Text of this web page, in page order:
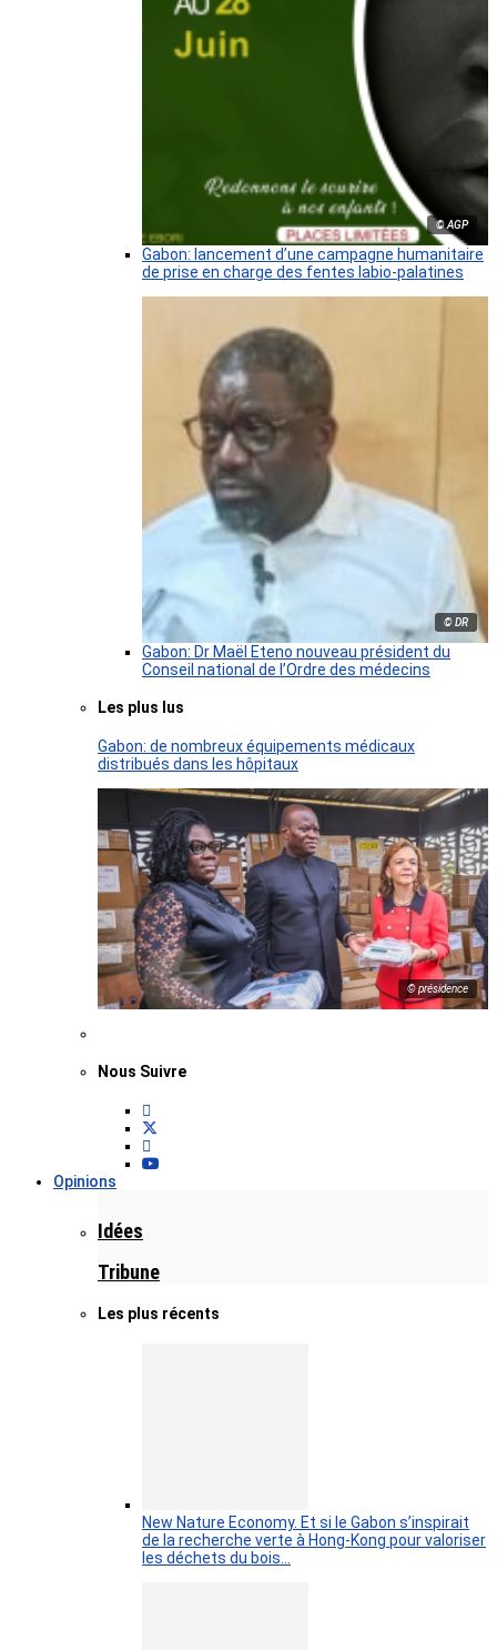
© AGP
Gabon: lancement d’une campagne humanitaire
de prise en charge des fentes labio-palatines
© DR
Gabon: Dr Maël Eteno nouveau président du
Conseil national de l’Ordre des médecins
Les plus lus
Gabon: de nombreux équipements médicaux
distribués dans les hôpitaux
© présidence
Nous Suivre
Opinions
Idées
Tribune
Les plus récents
New Nature Economy. Et si le Gabon s’inspirait
de la recherche verte à Hong-Kong pour valoriser
les déchets du bois…